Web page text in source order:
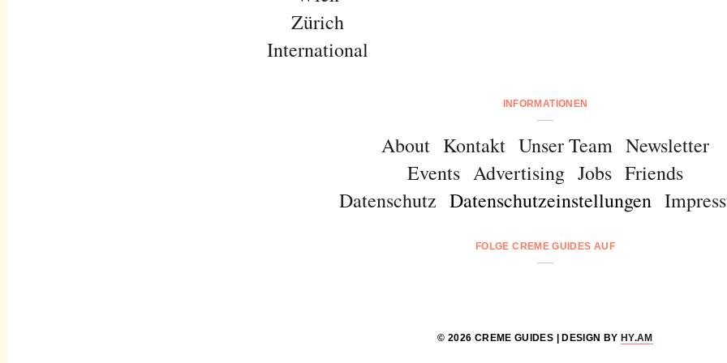
Zürich
International
INFORMATIONEN
About Kontakt Unser Team Newsletter
Events Advertising Jobs Friends
Datenschutz Datenschutzeinstellungen
FOLGE CREME GUIDES AUF
© 2026 CREME GUIDES | DESIGN BY HY.AM